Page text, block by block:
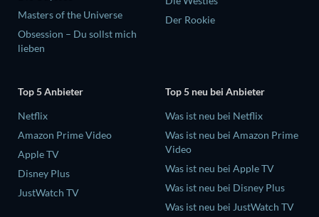
Masters of the Universe
Obsession – Du sollst mich
lieben
Der Rookie
Top 5 Anbieter
Netflix
Amazon Prime Video
Apple TV
Disney Plus
JustWatch TV
Top 5 neu bei Anbieter
Was ist neu bei Netflix
Was ist neu bei Amazon Prime
Video
Was ist neu bei Apple TV
Was ist neu bei Disney Plus
Was ist neu bei JustWatch TV